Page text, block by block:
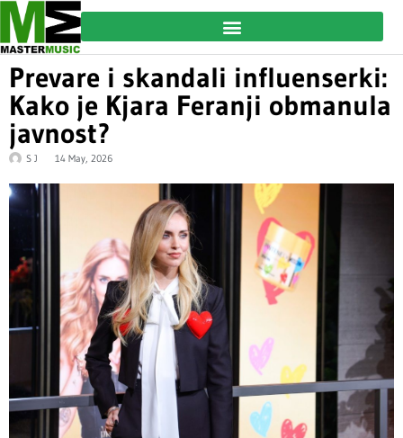
Prevare i skandali influenserki:
Kako je Kjara Feranji obmanula
javnost?
S J 14 May, 2026